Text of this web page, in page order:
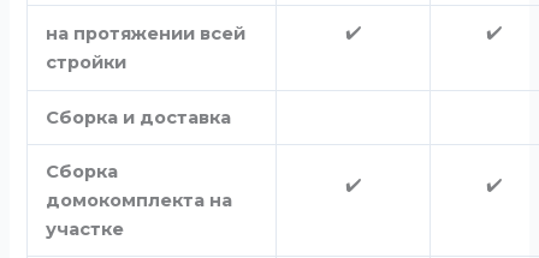
на протяжении всей
стройки
✔️ ✔️
Сборка и доставка
Сборка
домокомплекта на
участке
✔️ ✔️